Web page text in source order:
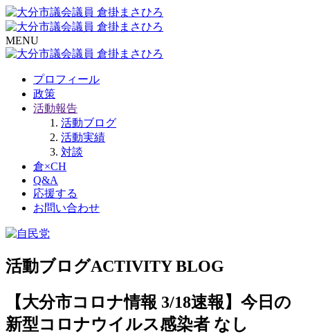
MENU
プロフィール
政策
活動報告
活動ブログ
活動実績
対談
倉×CH
Q&A
応援する
お問い合わせ
活動ブログACTIVITY BLOG
【大分市コロナ情報 3/18速報】今日の
新型コロナウイルス感染者 なし